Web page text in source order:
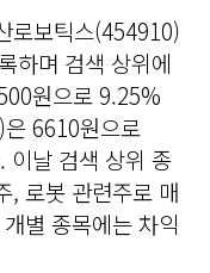
로보틱스(454910)
하며 검색 상위에
원으로 9.25%
6610원으로
이날 검색 상위 종
, 로봇 관련주로 매
별 종목에는 차익